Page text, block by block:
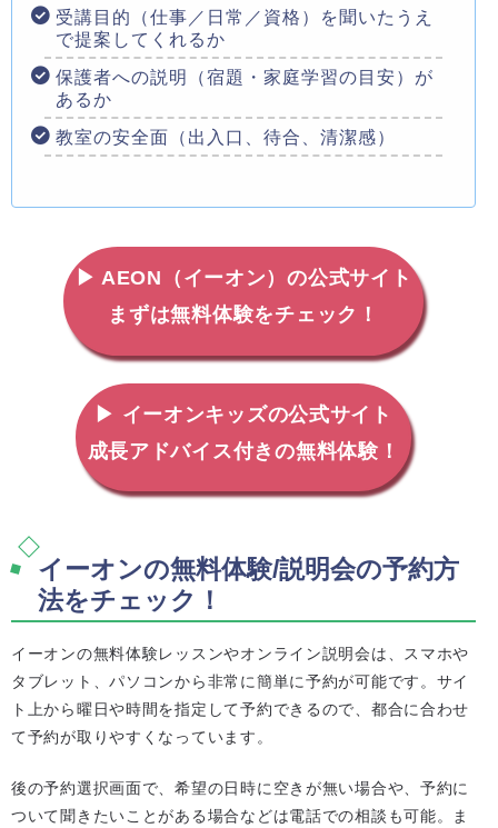
受講目的（仕事／日常／資格）を聞いたうえ
で提案してくれるか
保護者への説明（宿題・家庭学習の目安）が
あるか
教室の安全面（出入口、待合、清潔感）
▶ AEON（イーオン）の公式サイト
まずは無料体験をチェック！
▶ イーオンキッズの公式サイト
成長アドバイス付きの無料体験！
イーオンの無料体験/説明会の予約方
法をチェック！
イーオンの無料体験レッスンやオンライン説明会は、スマホや
タブレット、パソコンから非常に簡単に予約が可能です。サイ
ト上から曜日や時間を指定して予約できるので、都合に合わせ
て予約が取りやすくなっています。
後の予約選択画面で、希望の日時に空きが無い場合や、予約に
ついて聞きたいことがある場合などは電話での相談も可能。ま